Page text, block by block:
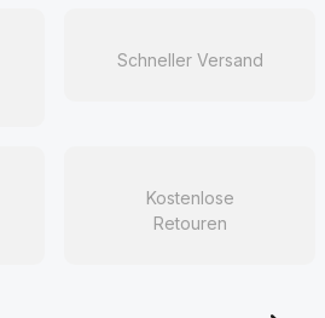
Schneller Versand
Kostenlose
Retouren